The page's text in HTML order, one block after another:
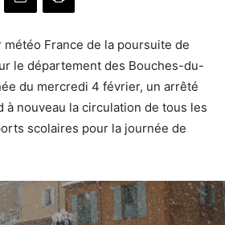
météo France de la poursuite de
le département des Bouches-du-
du mercredi 4 février, un arrêté
à nouveau la circulation de tous les
scolaires pour la journée de